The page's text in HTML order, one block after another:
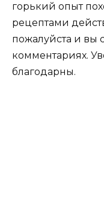
горький опыт
рецептами
пожалуйста и вы
комментариях.
благодарны.